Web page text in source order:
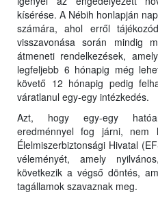
kísérése. A Nébih honlapján
számára, ahol erről
visszavonása során mindig
átmeneti rendelkezések,
legfeljebb 6 hónapig még
követő 12 hónapig pedig
váratlanul egy-egy intézkedés.
Azt, hogy egy-egy
eredménnyel fog járni,
Élelmiszerbiztonsági Hivatal
véleményét, amely
következik a végső döntés,
tagállamok szavaznak meg.